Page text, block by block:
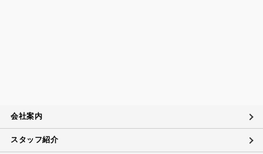
会社案内
スタッフ紹介